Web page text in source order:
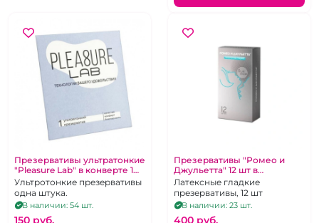
Презервативы ультратонкие
"Pleasure Lab" в конверте 1
шт
Ультротонкие презервативы
одна штука.
В наличии: 54 шт.
150 pуб.
Презервативы "Ромео и
Джульетта" 12 шт в
ассортименте
Латексные гладкие
презервативы, 12 шт
В наличии: 23 шт.
400 pуб.